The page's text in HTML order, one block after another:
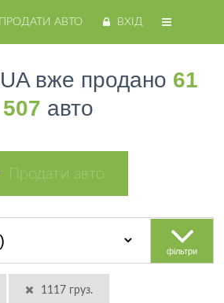
ПРОДАТИ АВТО ВХІД
вже продано 61
507 авто
Продати авто
фільтри
1117 груз.